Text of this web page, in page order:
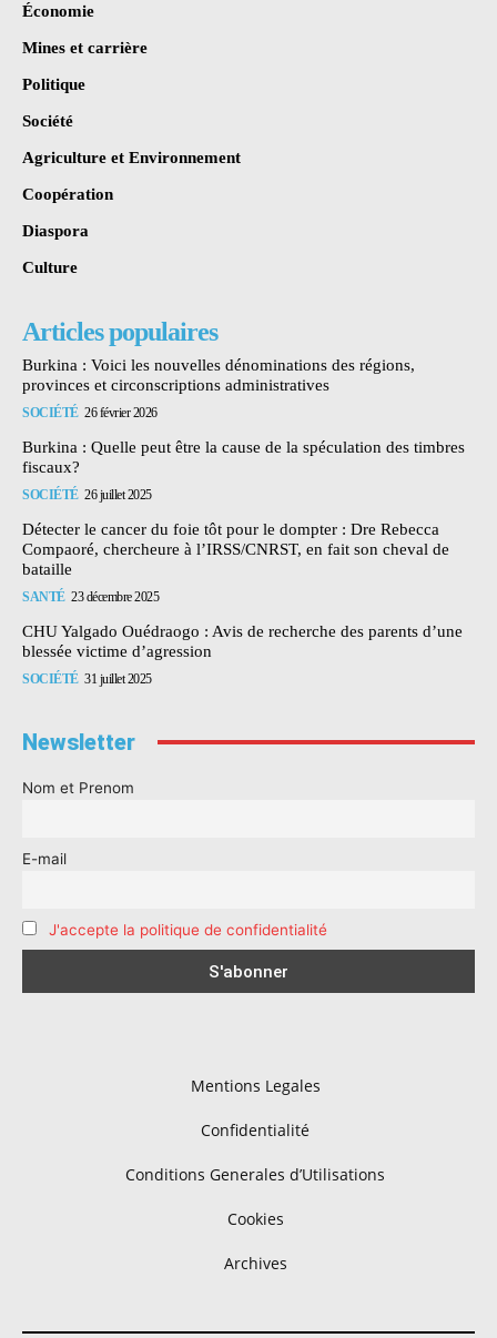
Économie
Mines et carrière
Politique
Société
Agriculture et Environnement
Coopération
Diaspora
Culture
Articles populaires
Burkina : Voici les nouvelles dénominations des régions,
provinces et circonscriptions administratives
SOCIÉTÉ 26 février 2026
Burkina : Quelle peut être la cause de la spéculation des timbres
fiscaux?
SOCIÉTÉ 26 juillet 2025
Détecter le cancer du foie tôt pour le dompter : Dre Rebecca
Compaoré, chercheure à l’IRSS/CNRST, en fait son cheval de
bataille
SANTÉ 23 décembre 2025
CHU Yalgado Ouédraogo : Avis de recherche des parents d’une
blessée victime d’agression
SOCIÉTÉ 31 juillet 2025
Newsletter
Nom et Prenom
E-mail
J'accepte la politique de confidentialité
Mentions Legales
Confidentialité
Conditions Generales d’Utilisations
Cookies
Archives